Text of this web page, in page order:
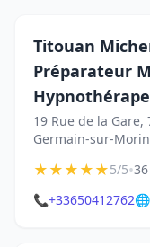
Titouan
Préparateur
19 Rue de la Gare,
Germain-sur-Morin
★★★★★5/5•
📞+33650412762🌐